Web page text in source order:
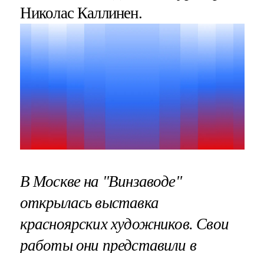
Николас Каллинен.
В Москве на "Винзаводе"
открылась выставка
красноярских художников. Свои
работы они представили в